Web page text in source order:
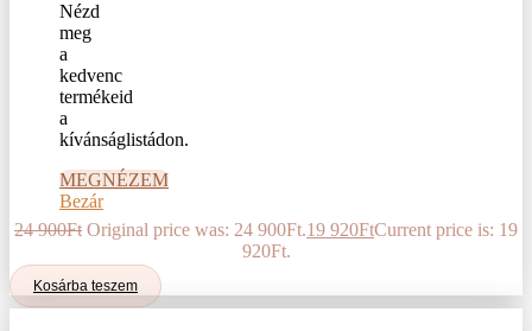
Nézd
meg
a
kedvenc
termékeid
a
kívánságlistádon.
MEGNÉZEM
Bezár
24 900Ft Original price was: 24 900Ft.19 920FtCurrent price is: 19
920Ft.
Kosárba teszem